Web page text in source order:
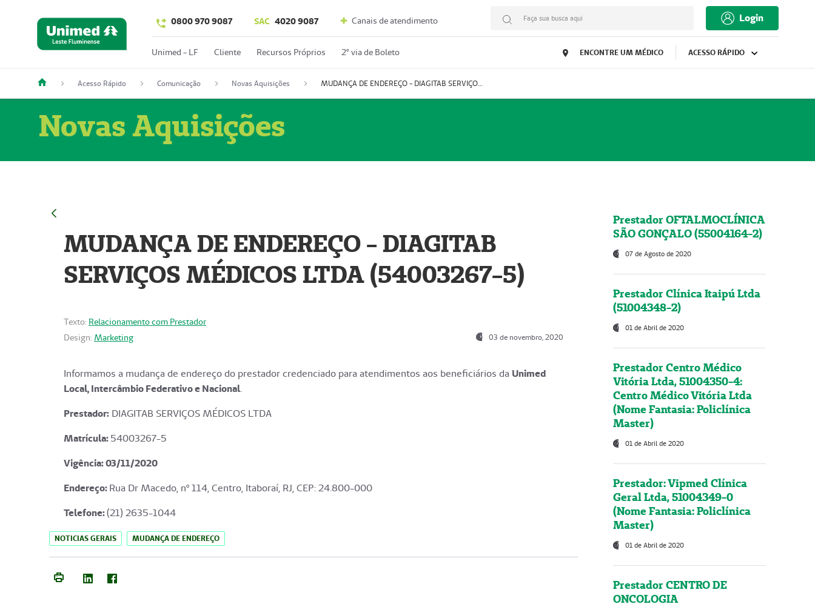
0800 970 9087 SAC 4020 9087 Canais de atendimento Faça sua busca aqui Login
Unimed - LF Cliente Recursos Próprios 2º via de Boleto ENCONTRE UM MÉDICO ACESSO RÁPIDO
Acesso Rápido Comunicação Novas Aquisições MUDANÇA DE ENDEREÇO - DIAGITAB SERVIÇOS MÉDICOS LTDA (54003267-5)
Novas Aquisições
MUDANÇA DE ENDEREÇO - DIAGITAB
SERVIÇOS MÉDICOS LTDA (54003267-5)
Texto: Relacionamento com Prestador
Design: Marketing 03 de novembro, 2020
Informamos a mudança de endereço do prestador credenciado para atendimentos aos beneficiários da Unimed
Local, Intercâmbio Federativo e Nacional.
Prestador: DIAGITAB SERVIÇOS MÉDICOS LTDA
Matrícula:54003267-5
Vigência: 03/11/2020
Endereço:Rua Dr Macedo, nº 114, Centro, Itaboraí, RJ, CEP: 24.800-000
Telefone:(21) 2635-1044
NOTICIAS GERAIS MUDANÇA DE ENDEREÇO
Prestador OFTALMOCLÍNICA
SÃO GONÇALO (55004164-2)
07 de Agosto de 2020
Prestador Clínica Itaipú Ltda
(51004348-2)
01 de Abril de 2020
Prestador Centro Médico
Vitória Ltda, 51004350-4:
Centro Médico Vitória Ltda
(Nome Fantasia: Policlínica
Master)
01 de Abril de 2020
Prestador: Vipmed Clínica
Geral Ltda, 51004349-0
(Nome Fantasia: Policlínica
Master)
01 de Abril de 2020
Prestador CENTRO DE
ONCOLOGIA